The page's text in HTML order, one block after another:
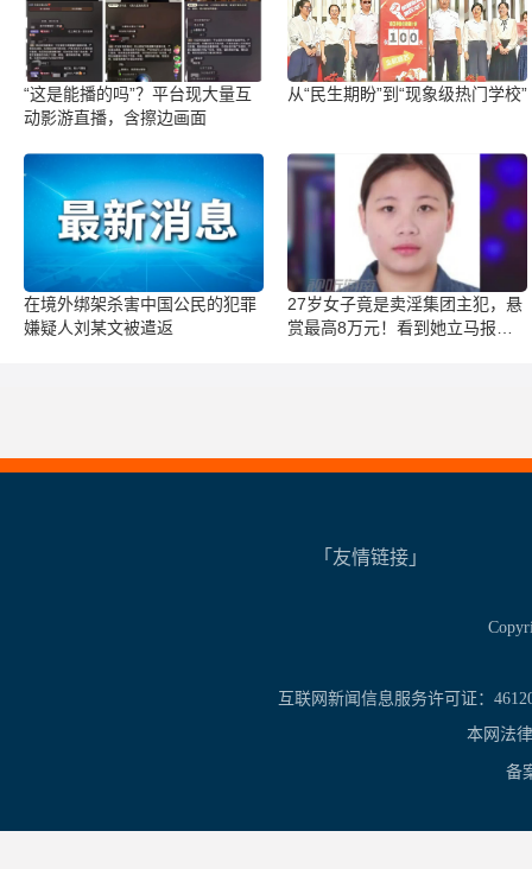
“这是能播的吗”？平台现大量互
动影游直播，含擦边画面
从“民生期盼”到“现象级热门学校”
在境外绑架杀害中国公民的犯罪
嫌疑人刘某文被遣返
27岁女子竟是卖淫集团主犯，悬
赏最高8万元！看到她立马报
「友情链接」
互联网新闻信息服务许可证：
本网法
备